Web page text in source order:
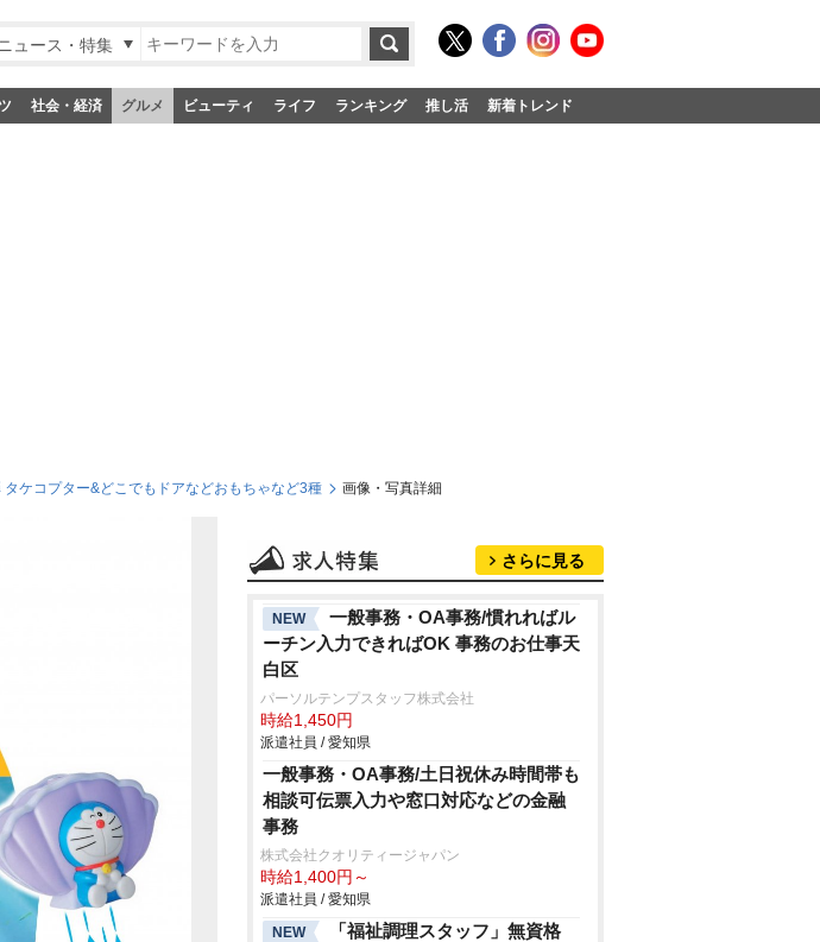
ニュース・特集
社会・経済 グルメ ビューティ ライフ ランキング 推し活 新着トレンド
ケコプター&どこでもドアなどおもちゃなど3種 画像・写真詳細
さらに見る
NEW
一般事務・OA事務/慣れればル
ーチン入力できればOK 事務のお仕事天
白区
パーソルテンプスタッフ株式会社
時給1,450円
派遣社員 / 愛知県
一般事務・OA事務/土日祝休み時間帯も
相談可伝票入力や窓口対応などの金融
事務
株式会社クオリティージャパン
時給1,400円～
派遣社員 / 愛知県
NEW
「福祉調理スタッフ」無資格